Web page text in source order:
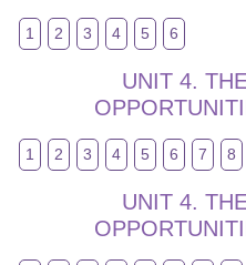
1 2 3 4 5 6
UNIT 4.
1 2 3 4 5 6 7 8
UNIT 4.